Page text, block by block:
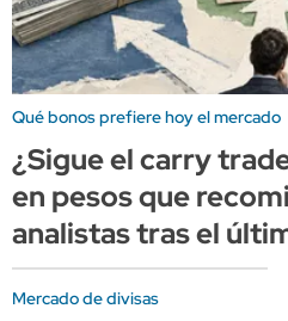
Qué bonos prefiere hoy el mercado
¿Sigue el carry
en pesos que
analistas tras el
Mercado de divisas